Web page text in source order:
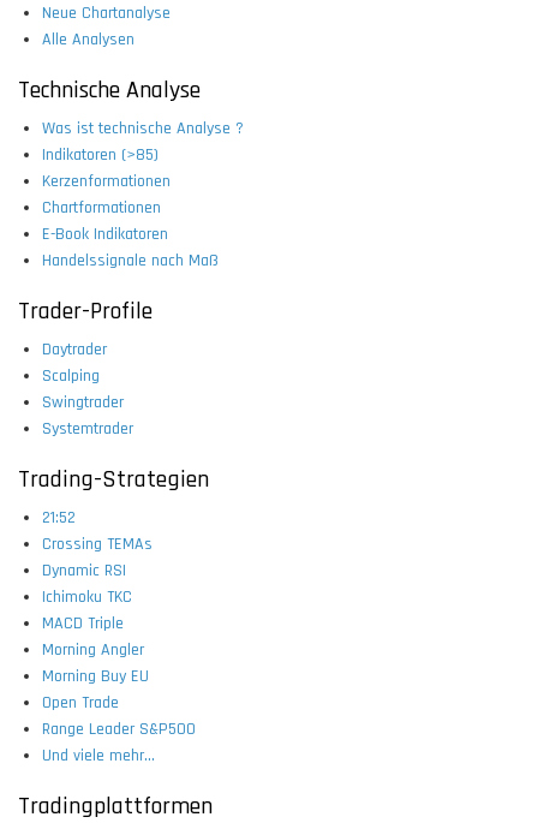
Neue Chartanalyse
Alle Analysen
Technische Analyse
Was ist technische Analyse ?
Indikatoren (>85)
Kerzenformationen
Chartformationen
E-Book Indikatoren
Handelssignale nach Maß
Trader-Profile
Daytrader
Scalping
Swingtrader
Systemtrader
Trading-Strategien
21:52
Crossing TEMAs
Dynamic RSI
Ichimoku TKC
MACD Triple
Morning Angler
Morning Buy EU
Open Trade
Range Leader S&P500
Und viele mehr...
Tradingplattformen